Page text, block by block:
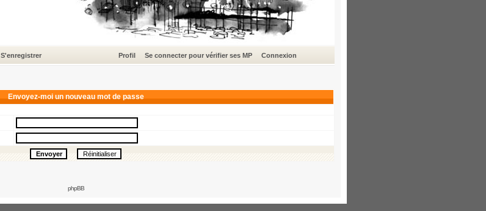
S'enregistrer Profil Se connecter pour vérifier ses MP Connexion
Envoyez-moi un nouveau mot de passe
phpBB